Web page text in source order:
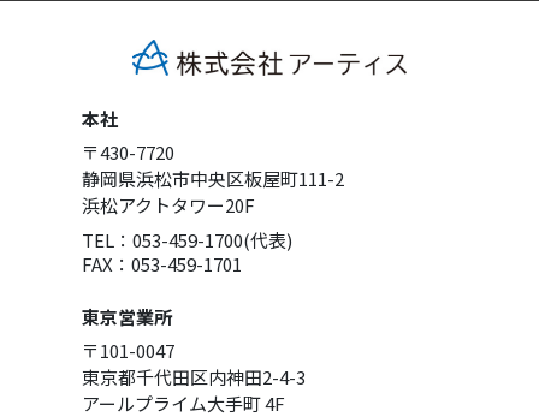
本社
〒430-7720
静岡県浜松市中央区板屋町111-2
浜松アクトタワー20F
TEL：053-459-1700(代表)
FAX：053-459-1701
東京営業所
〒101-0047
東京都千代田区内神田2-4-3
アールプライム大手町 4F